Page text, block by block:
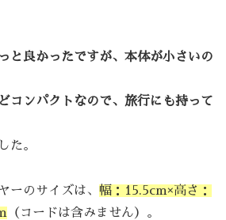
と良かったですが、本体が小さいの
コンパクトなので、旅行にも持って
た。
ーのサイズは、 幅：15.5cm×高さ：
（コードは含みません）。